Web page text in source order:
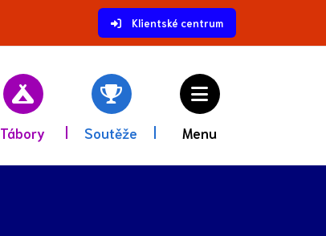
Klientské centrum
Tábory Soutěže Menu